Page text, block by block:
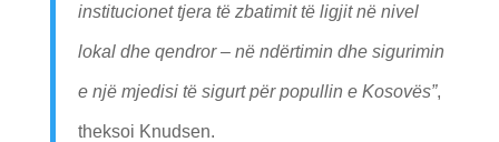
institucionet tjera të zbatimit të ligjit në nivel
lokal dhe qendror – në ndërtimin dhe sigurimin
e një mjedisi të sigurt për popullin e Kosovës”,
theksoi Knudsen.